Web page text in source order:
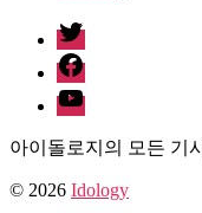
twitter
facebook
Youtube
아이돌로지의 모든 기
© 2026 Idology